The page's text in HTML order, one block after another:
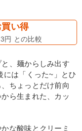
い得
円 との比較
、麺からしみ出す
には「くった~」とひ
ちょっとだけ前向
ら生まれた、カッ
な酸味とクリーミ